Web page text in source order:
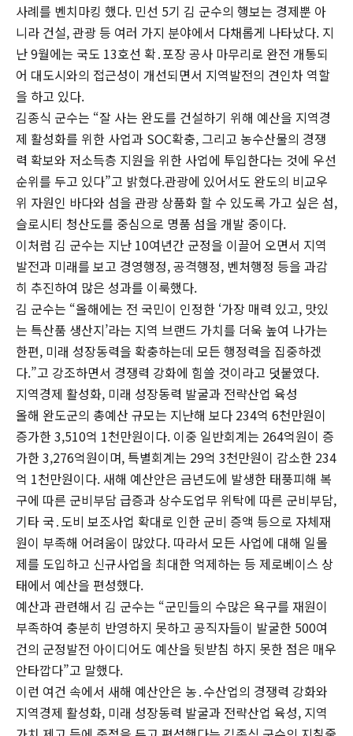
사례를 벤치마킹 했다. 민선 5기 김 군수의 행보는 경제뿐 아
니라 건설, 관광 등 여러 가지 분야에서 다채롭게 나타났다. 지
난 9월에는 국도 13호선 확․포장 공사 마무리로 완전 개통되
어 대도시와의 접근성이 개선되면서 지역발전의 견인차 역할
을 하고 있다.
김종식 군수는 “잘 사는 완도를 건설하기 위해 예산을 지역경
제 활성화를 위한 사업과 SOC확충, 그리고 농수산물의 경쟁
력 확보와 저소득층 지원을 위한 사업에 투입한다는 것에 우선
순위를 두고 있다”고 밝혔다.관광에 있어서도 완도의 비교우
위 자원인 바다와 섬을 관광 상품화 할 수 있도록 가고 싶은 섬,
슬로시티 청산도를 중심으로 명품 섬을 개발 중이다.
이처럼 김 군수는 지난 10여년간 군정을 이끌어 오면서 지역
발전과 미래를 보고 경영행정, 공격행정, 벤처행정 등을 과감
히 추진하여 많은 성과를 이룩했다.
김 군수는 “올해에는 전 국민이 인정한 ‘가장 매력 있고, 맛있
는 특산품 생산지’라는 지역 브랜드 가치를 더욱 높여 나가는
한편, 미래 성장동력을 확충하는데 모든 행정력을 집중하겠
다.”고 강조하면서 경쟁력 강화에 힘쓸 것이라고 덧붙였다.
지역경제 활성화, 미래 성장동력 발굴과 전략산업 육성
올해 완도군의 총예산 규모는 지난해 보다 234억 6천만원이
증가한 3,510억 1천만원이다. 이중 일반회계는 264억원이 증
가한 3,276억원이며, 특별회계는 29억 3천만원이 감소한 234
억 1천만원이다. 새해 예산안은 금년도에 발생한 태풍피해 복
구에 따른 군비부담 급증과 상수도업무 위탁에 따른 군비부담,
기타 국․도비 보조사업 확대로 인한 군비 증액 등으로 자체재
원이 부족해 어려움이 많았다. 따라서 모든 사업에 대해 일몰
제를 도입하고 신규사업을 최대한 억제하는 등 제로베이스 상
태에서 예산을 편성했다.
예산과 관련해서 김 군수는 “군민들의 수많은 욕구를 재원이
부족하여 충분히 반영하지 못하고 공직자들이 발굴한 500여
건의 군정발전 아이디어도 예산을 뒷받침 하지 못한 점은 매우
안타깝다”고 말했다.
이런 여건 속에서 새해 예산안은 농․수산업의 경쟁력 강화와
지역경제 활성화, 미래 성장동력 발굴과 전략산업 육성, 지역